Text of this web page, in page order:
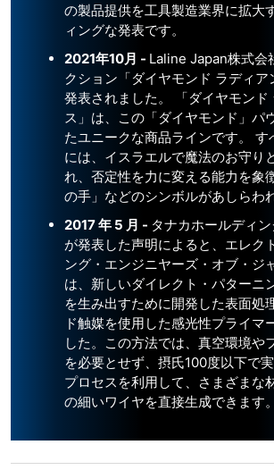
の製品提供を工具製造業界に拡大
ィングな発表です。
2021年10月 - Laline Japan株式会
クション「ダイヤモンド ラディア
発表されました。 「ダイヤモンド
ス」は、この「ダイヤモンド」パ
たユニークな商品ラインです。 す
には、イスラエルで魔法のお守り
れ、否定性を力に変える能力を象
の手」などのシンボルがあしらわ
2017 年 5 月 - タナカホールディ
が発表した声明によると、エレク
ング・エンジニヤーズ・オブ・ジ
は、新しいダイレクト・パターニ
を生み出すために開発した表面処
ド触媒を使用した感光性プライマ
した。この方法では、真空環境や
を必要とせず、摂氏100度以下で
プロセスを利用して、さまざまな
の細いワイヤを直接生成できます。